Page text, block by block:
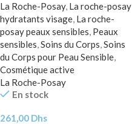
tendances allergiques | 40ml
La Roche-Posay, La roche-posay
hydratants visage, La roche-
posay peaux sensibles, Peaux
sensibles,Soins du Corps,Soins
du Corps pour Peau Sensible,
Cosmétique active
La Roche-Posay
En stock
261,00 Dhs